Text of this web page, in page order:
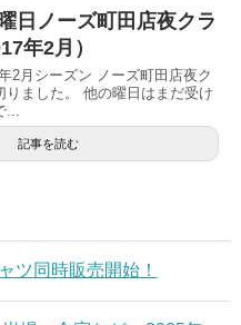
日ノーズ町田店夜クラ
年2月）
2月シーズン ノーズ町田店夜ク
りました。 他の曜日はまだ受け
...
記事を読む
ツ同時販売開始！